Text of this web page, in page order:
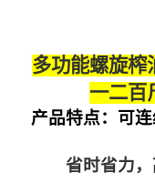
多功能螺旋榨
一二百
产品特点： 可
省时省力，